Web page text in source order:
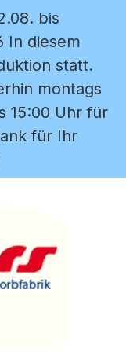
bis
In diesem
statt.
montags
15:00 Uhr für
für Ihr